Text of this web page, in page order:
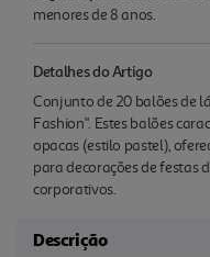
menores de 8 anos.
Detalhes do Artigo
Conjunto de 20 balões de
Fashion". Estes balões
opacas (estilo pastel),
para decorações de festas
corporativos.
Descrição